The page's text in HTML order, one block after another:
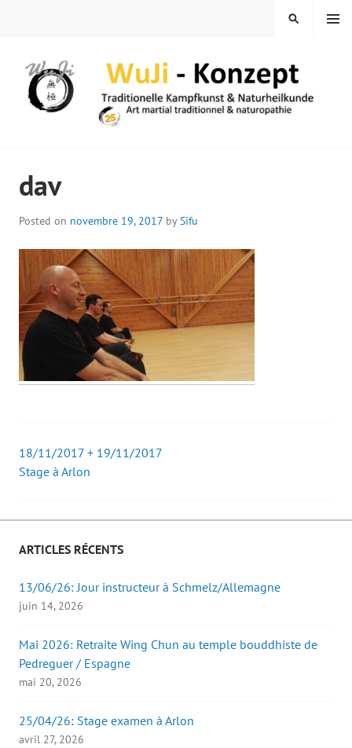
MENU
SEARCH
dav
Posted on novembre 19, 2017 bySifu
Post
18/11/2017 + 19/11/2017
Stage à Arlon
ARTICLES RÉCENTS
13/06/26: Jour instructeur à Schmelz/Allemagne
juin 14, 2026
Mai 2026: Retraite Wing Chun au temple bouddhiste de
Pedreguer / Espagne
mai 20, 2026
25/04/26: Stage examen à Arlon
avril 27, 2026